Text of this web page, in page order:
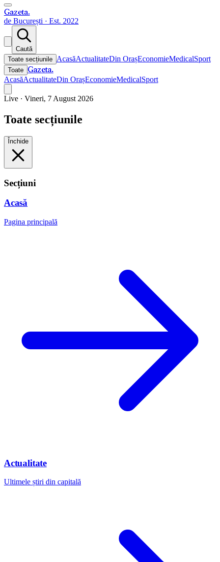
Gazeta.
de București · Est. 2022
Caută
Toate secțiunile AcasăActualitateDin OrașEconomieMedicalSport
Toate Gazeta.
AcasăActualitateDin OrașEconomieMedicalSport
Live · Vineri, 7 August 2026
Toate secțiunile
Închide
Secțiuni
Acasă
Pagina principală
Actualitate
Ultimele știri din capitală